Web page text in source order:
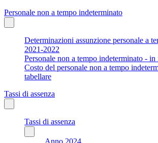
Personale non a tempo indeterminato
Determinazioni assunzione personale a
2021-2022
Personale non a tempo indeterminato -
Costo del personale non a tempo
tabellare
Tassi di assenza
Tassi di assenza
Anno 2024